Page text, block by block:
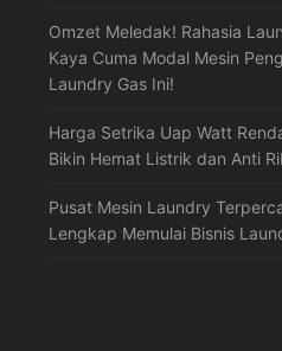
Omzet Meledak! Rahasia
Kaya Cuma Modal Mesin
Laundry Gas Ini!
Harga Setrika Uap Watt
Bikin Hemat Listrik dan Anti
Pusat Mesin Laundry
Lengkap Memulai Bisnis